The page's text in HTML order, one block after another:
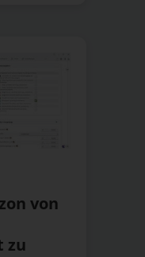
von
zu